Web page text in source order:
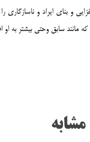
و بناي ايراد و ناسازگاري
مانند سابق وحتي بيشتر به